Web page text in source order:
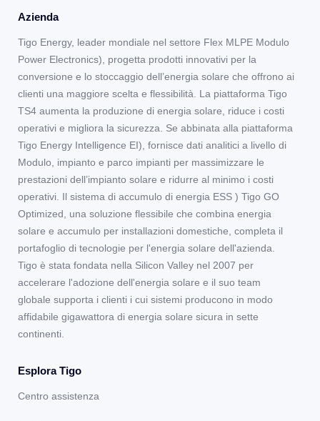
Azienda
Tigo Energy, leader mondiale nel settore Flex MLPE Modulo
Power Electronics), progetta prodotti innovativi per la
conversione e lo stoccaggio dell’energia solare che offrono ai
clienti una maggiore scelta e flessibilità. La piattaforma Tigo
TS4 aumenta la produzione di energia solare, riduce i costi
operativi e migliora la sicurezza. Se abbinata alla piattaforma
Tigo Energy Intelligence EI), fornisce dati analitici a livello di
Modulo, impianto e parco impianti per massimizzare le
prestazioni dell’impianto solare e ridurre al minimo i costi
operativi. Il sistema di accumulo di energia ESS ) Tigo GO
Optimized, una soluzione flessibile che combina energia
solare e accumulo per installazioni domestiche, completa il
portafoglio di tecnologie per l'energia solare dell'azienda.
Tigo è stata fondata nella Silicon Valley nel 2007 per
accelerare l'adozione dell'energia solare e il suo team
globale supporta i clienti i cui sistemi producono in modo
affidabile gigawattora di energia solare sicura in sette
continenti.
Esplora Tigo
Centro assistenza